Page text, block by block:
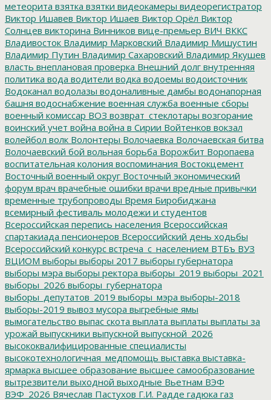
метеорита взятка взятки видеокамеры видеорегистратор
Виктор Ишавев Виктор Ишаев Виктор Орёл Виктор
Солнцев викторина Винников вице-премьер ВИЧ ВККС
Владивосток Владимир Марковский Владимир Мишустин
Владимир Путин Владимир Сахаровский Владимир Якушев
власть внеплановая проверка Внешний долг внутренняя
политика вода водители водка водоемы водоисточник
Водоканал водолазы водоналивные дамбы водонапорная
башня водоснабжение военная служба военные сборы
военный комиссар ВОЗ возврат_стеклотары возгорание
воинский учет война война в Сирии Войтенков вокзал
волейбол волк Волонтеры Волочаевка Волочаевская битва
Волочаевский бой вольная борьба Ворожбит Воропаева
воспитательная колония воспоминания Востокцемент
Восточный военный округ Восточный экономический
форум врач врачебные ошибки врачи вредные привычки
временные трубопроводы Время Биробиджана
всемирный фестиваль молодежи и студентов
Всероссийская перепись населения Всероссийская
спартакиада пенсионеров Всероссийский день ходьбы
Всероссийский конкурс встреча_с_населением ВТБъ ВУЗ
ВЦИОМ выборы выборы 2017 выборы губернатора
выборы мэра выборы ректора выборы_2019 выборы_2021
выборы_2026 выборы_губернатора
выборы_депутатов_2019 выборы_мэра выборы-2018
выборы-2019 вывоз мусора выгребные ямы
вымогательство выпас скота выплата выплаты выплаты за
урожай выпускники выпускной выпускной_2026
высококвалифицированные специалисты
высокотехнологичная_медпомощь выставка выставка-
ярмарка высшее образование высшее самообразование
вытрезвители выходной выходные Вьетнам ВЭФ
ВЭФ_2026 Вячеслав Пастухов Г.И. Радде гадюка газ